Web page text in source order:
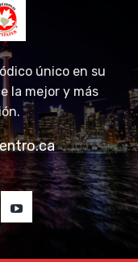
único en su
la mejor y más